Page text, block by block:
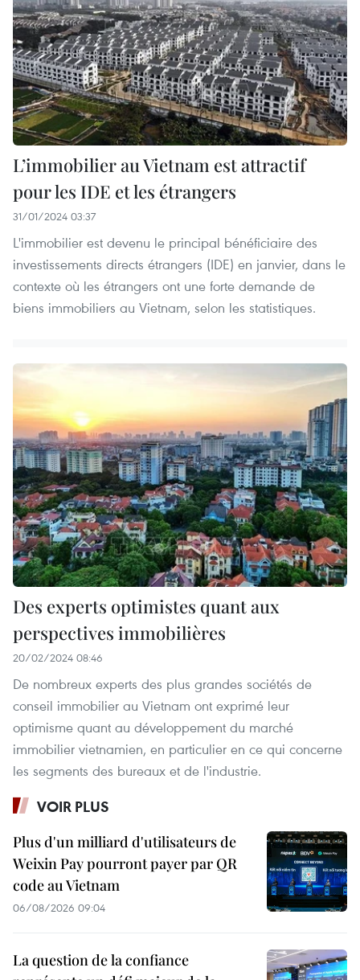
L’immobilier au Vietnam est attractif
pour les IDE et les étrangers
31/01/2024 03:37
L'immobilier est devenu le principal bénéficiaire des
investissements directs étrangers (IDE) en janvier, dans le
contexte où les étrangers ont une forte demande de
biens immobiliers au Vietnam, selon les statistiques.
Des experts optimistes quant aux
perspectives immobilières
20/02/2024 08:46
De nombreux experts des plus grandes sociétés de
conseil immobilier au Vietnam ont exprimé leur
optimisme quant au développement du marché
immobilier vietnamien, en particulier en ce qui concerne
les segments des bureaux et de l'industrie.
VOIR PLUS
Plus d'un milliard d'utilisateurs de
Weixin Pay pourront payer par QR
code au Vietnam
06/08/2026 09:04
La question de la confiance